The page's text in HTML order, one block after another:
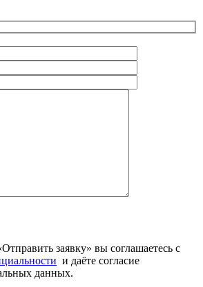
заявку» вы соглашаетесь с
и даёте согласие
данных.